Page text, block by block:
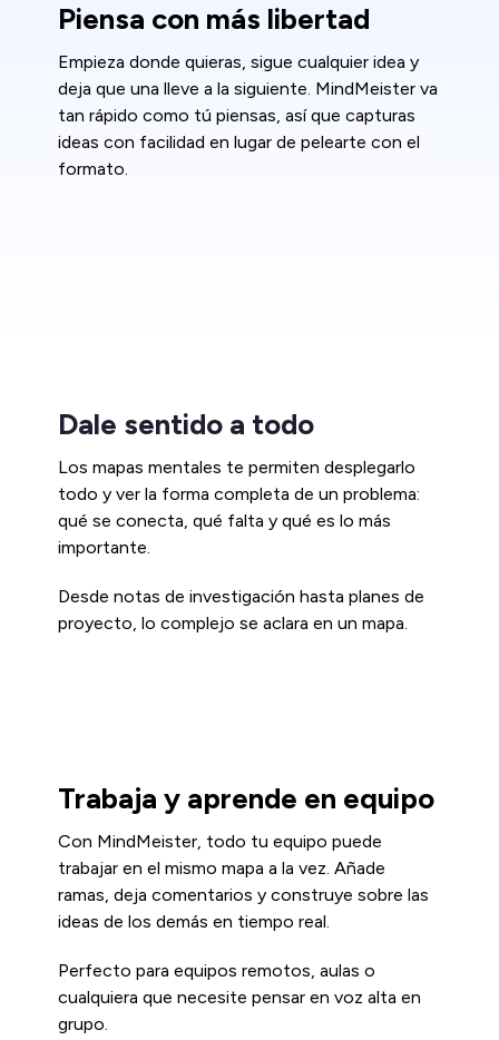
Piensa con más libertad
Empieza donde quieras, sigue cualquier idea y
deja que una lleve a la siguiente. MindMeister va
tan rápido como tú piensas, así que capturas
ideas con facilidad en lugar de pelearte con el
formato.
Dale sentido a todo
Los mapas mentales te permiten desplegarlo
todo y ver la forma completa de un problema:
qué se conecta, qué falta y qué es lo más
importante.
Desde notas de investigación hasta planes de
proyecto, lo complejo se aclara en un mapa.
Trabaja y aprende en equipo
Con MindMeister, todo tu equipo puede
trabajar en el mismo mapa a la vez. Añade
ramas, deja comentarios y construye sobre las
ideas de los demás en tiempo real.
Perfecto para equipos remotos, aulas o
cualquiera que necesite pensar en voz alta en
grupo.